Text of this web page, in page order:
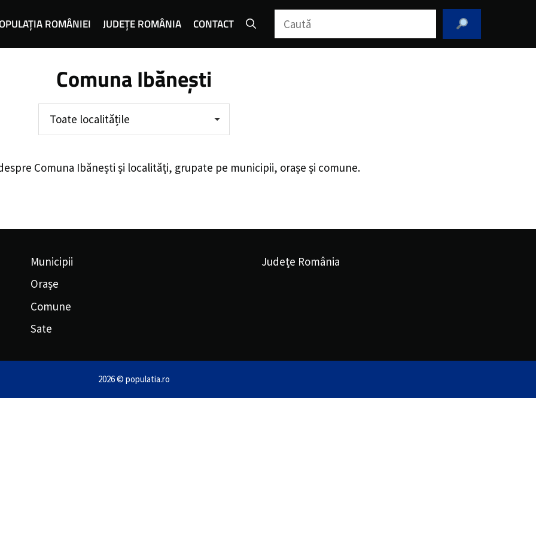
ROMÂNIEI JUDEȚE ROMÂNIA CONTACT Caută
Comuna Ibănești
Toate localitățile
Comuna Ibănești și localități, grupate pe municipii, orașe și comune.
Municipii
Orașe
Comune
Sate
Județe România
2026 © populatia.ro